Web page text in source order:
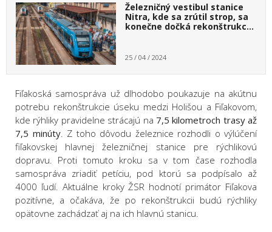
Železničný vestibul stanice
Nitra, kde sa zrútil strop, sa
konečne dočká rekonštrukc…
25 / 04 / 2024
Fiľakoská samospráva už dlhodobo poukazuje na akútnu
potrebu rekonštrukcie úseku medzi Holišou a Fiľakovom,
kde rýhliky pravidelne strácajú na 7,5 kilometroch trasy až
7,5 minúty. Z toho dôvodu železnice rozhodli o výlúčení
fiľakovskej hlavnej železničnej stanice pre rýchlikovú
dopravu. Proti tomuto kroku sa v tom čase rozhodla
samospráva zriadiť petíciu, pod ktorú sa podpísalo až
4000 ľudí. Aktuálne kroky ŽSR hodnotí primátor Fiľakova
pozitívne, a očakáva, že po rekonštrukcii budú rýchliky
opätovne zachádzať aj na ich hlavnú stanicu.